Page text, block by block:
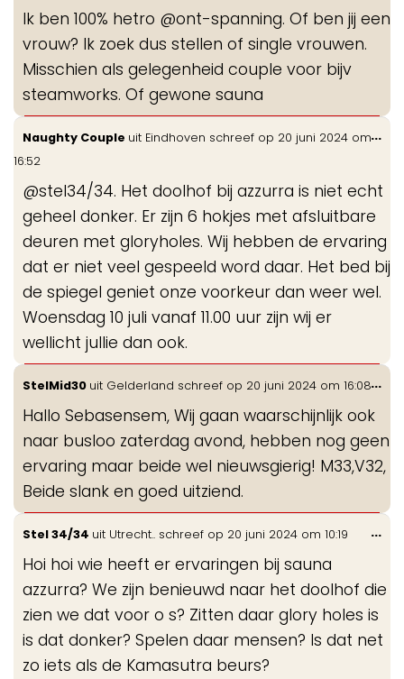
Ik ben 100% hetro @ont-spanning. Of ben jij een
vrouw? Ik zoek dus stellen of single vrouwen.
Misschien als gelegenheid couple voor bijv
steamworks. Of gewone sauna
Naughty Couple uit Eindhoven schreef op 20 juni 2024 om
16:52
@stel34/34. Het doolhof bij azzurra is niet echt
geheel donker. Er zijn 6 hokjes met afsluitbare
deuren met gloryholes. Wij hebben de ervaring
dat er niet veel gespeeld word daar. Het bed bij
de spiegel geniet onze voorkeur dan weer wel.
Woensdag 10 juli vanaf 11.00 uur zijn wij er
wellicht jullie dan ook.
...
StelMid30 uit Gelderland schreef op 20 juni 2024 om 16:08
Hallo Sebasensem, Wij gaan waarschijnlijk ook
naar busloo zaterdag avond, hebben nog geen
ervaring maar beide wel nieuwsgierig! M33,V32,
Beide slank en goed uitziend.
...
Stel 34/34 uit Utrecht.. schreef op 20 juni 2024 om 10:19
Hoi hoi wie heeft er ervaringen bij sauna
azzurra? We zijn benieuwd naar het doolhof die
zien we dat voor o s? Zitten daar glory holes is
is dat donker? Spelen daar mensen? Is dat net
zo iets als de Kamasutra beurs?
...